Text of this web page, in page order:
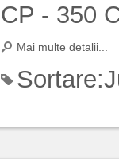
CP - 350
Mai multe detalii...
Sortare: